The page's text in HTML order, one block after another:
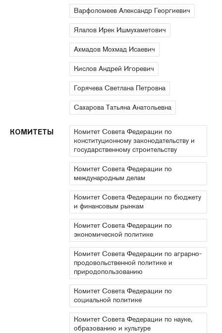
Варфоломеев Александр Георгиевич
Ялалов Ирек Ишмухаметович
Ахмадов Мохмад Исаевич
Кислов Андрей Игоревич
Горячева Светлана Петровна
Сахарова Татьяна Анатольевна
КОМИТЕТЫ
Комитет Совета Федерации по
конституционному законодательству и
государственному строительству
Комитет Совета Федерации по
международным делам
Комитет Совета Федерации по бюджету
и финансовым рынкам
Комитет Совета Федерации по
экономической политике
Комитет Совета Федерации по аграрно-
продовольственной политике и
природопользованию
Комитет Совета Федерации по
социальной политике
Комитет Совета Федерации по науке,
образованию и культуре